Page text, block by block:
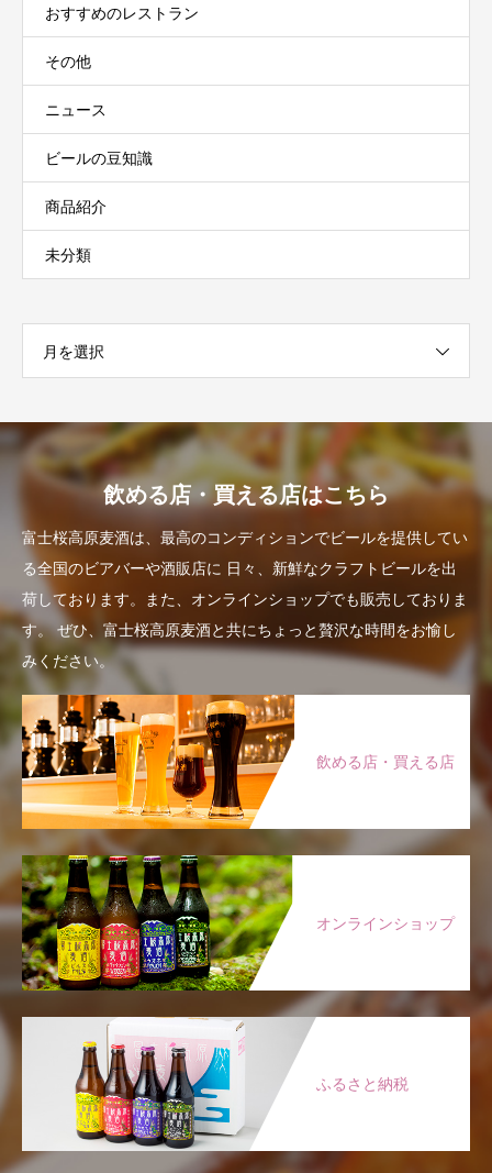
おすすめのレストラン
その他
ニュース
ビールの豆知識
商品紹介
未分類
月を選択
飲める店・買える店はこちら
富士桜高原麦酒は、最高のコンディションでビールを提供してい
る全国のビアバーや酒販店に 日々、新鮮なクラフトビールを出
荷しております。また、オンラインショップでも販売しておりま
す。ぜひ、富士桜高原麦酒と共にちょっと贅沢な時間をお愉し
みください。
飲める店・買える店
オンラインショップ
ふるさと納税